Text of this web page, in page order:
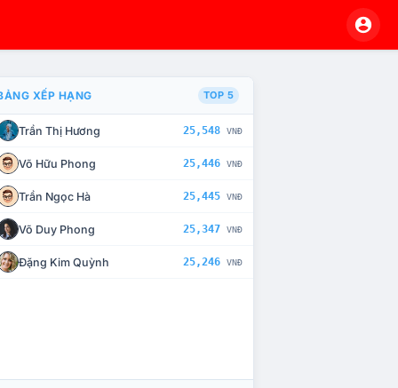
CHẾ TÀI XỬ LÝ VI PHẠM
XẾP HẠNG TOP 5
Trần Thị Hương 25,548 VNĐ
Võ Hữu Phong 25,446 VNĐ
Trần Ngọc Hà 25,445 VNĐ
Võ Duy Phong 25,347 VNĐ
Đặng Kim Quỳnh 25,246 VNĐ